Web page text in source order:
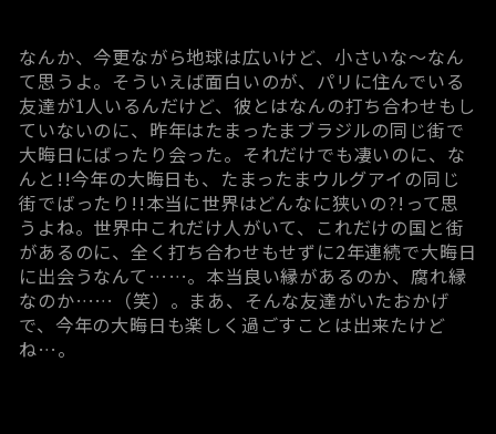
なんか、今更ながら地球は広いけど、小さいな～なん
て思うよ。そういえば面白いのが、パリに住んでいる
友達が1人いるんだけど、彼とはなんの打ち合わせもし
ていないのに、昨年はたまったまブラジルの同じ街で
大晦日にばったり会った。それだけでも凄いのに、な
んと!!今年の大晦日も、たまったまウルグアイの同じ
街でばったり!!本当に世界はどんなに狭いの?!って思
うよね。世界中これだけ人がいて、これだけの国と街
があるのに、全く打ち合わせもせずに2年連続で大晦日
に出会うなんて……。本当良い縁があるのか、腐れ縁
なのか……（笑）。まあ、そんな友達がいたおかげ
で、今年の大晦日も楽しく過ごすことは出来たけど
ね…。